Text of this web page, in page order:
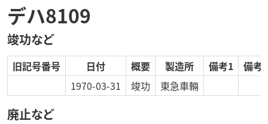
デハ8109
竣功など
旧記号番号 日付 概要 製造所 備考1
備考2
1970-03-31
竣功 東急車輛
廃止など